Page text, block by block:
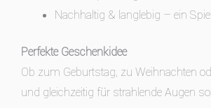
Nachhaltig & langlebig – ein
Perfekte Geschenkidee
Ob zum Geburtstag, zu Weihnachten
und gleichzeitig für strahlende Augen